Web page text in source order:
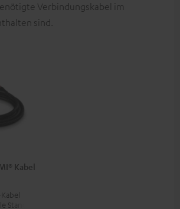
Verbindungskabel im
sind.
Kabel
Standards